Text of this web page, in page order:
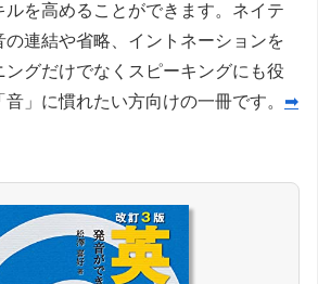
ルを高めることができます。ネイテ
の連結や省略、イントネーションを
グだけでなくスピーキングにも役
」に慣れたい方向けの一冊です。 ➡